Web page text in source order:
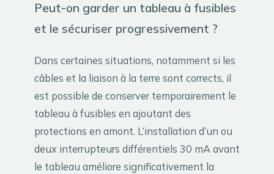
Peut-on garder un tableau à fusibles
et le sécuriser progressivement ?
Dans certaines situations, notamment si les
câbles et la liaison à la terre sont corrects, il
est possible de conserver temporairement le
tableau à fusibles en ajoutant des
protections en amont. L’installation d’un ou
deux interrupteurs différentiels 30 mA avant
le tableau améliore significativement la